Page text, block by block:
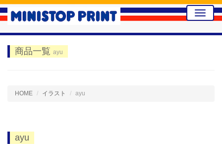
Toggle
商品一覧 ayu
HOME イラスト ayu
ayu